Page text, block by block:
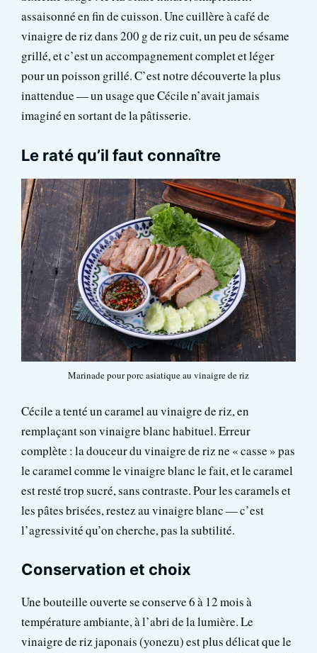
assaisonné en fin de cuisson. Une cuillère à café de
vinaigre de riz dans 200 g de riz cuit, un peu de sésame
grillé, et c’est un accompagnement complet et léger
pour un poisson grillé. C’est notre découverte la plus
inattendue — un usage que Cécile n’avait jamais
imaginé en sortant de la pâtisserie.
Le raté qu’il faut connaître
Marinade pour porc asiatique au vinaigre de riz
Cécile a tenté un caramel au vinaigre de riz, en
remplaçant son vinaigre blanc habituel. Erreur
complète : la douceur du vinaigre de riz ne « casse » pas
le caramel comme le vinaigre blanc le fait, et le caramel
est resté trop sucré, sans contraste. Pour les caramels et
les pâtes brisées, restez au vinaigre blanc — c’est
l’agressivité qu’on cherche, pas la subtilité.
Conservation et choix
Une bouteille ouverte se conserve 6 à 12 mois à
température ambiante, à l’abri de la lumière. Le
vinaigre de riz japonais (yonezu) est plus délicat que le